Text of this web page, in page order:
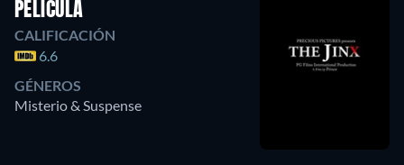
PELÍCULA
CALIFICACIÓN
6.6
GÉNEROS
Misterio & Suspense